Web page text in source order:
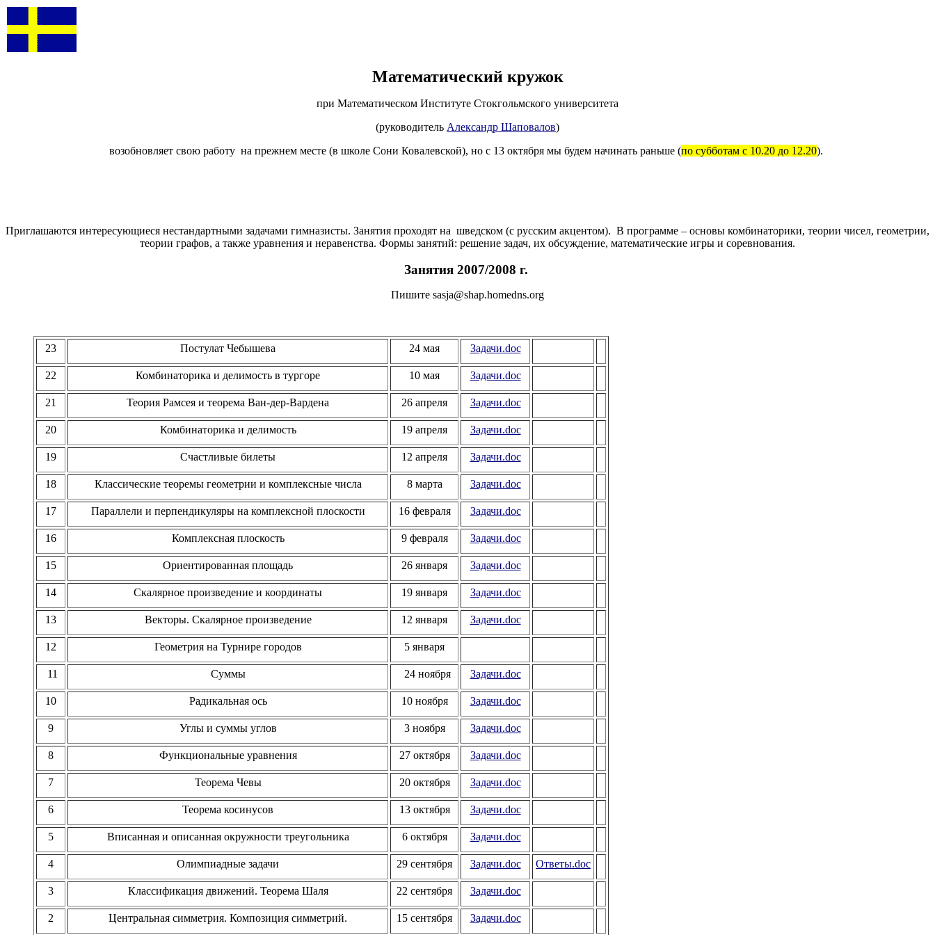
Математический кружок
при Математическом Институте Стокгольмского университета
(руководитель Александр Шаповалов)
возобновляет свою работу на прежнем месте (в школе Сони Ковалевской), но с 13 октября мы будем начинать раньше (по субботам с 10.20 до 12.20).
Приглашаются интересующиеся нестандартными задачами гимназисты. Занятия проходят на шведском (с русским акцентом). В программе – основы комбинаторики, теории чисел, геометрии,
теории графов, а также уравнения и неравенства. Формы занятий: решение задач, их обсуждение, математические игры и соревнования.
Занятия 2007/2008 г.
Пишите sasja@shap.homedns.org
23 Постулат Чебышева 24 мая Задачи.doc
22 Комбинаторика и делимость в тургоре 10 мая Задачи.doc
21 Теория Рамсея и теорема Ван-дер-Вардена 26 апреля Задачи.doc
20 Комбинаторика и делимость 19 апреля Задачи.doc
19 Счастливые билеты 12 апреля Задачи.doc
18 Классические теоремы геометрии и комплексные числа 8 марта Задачи.doc
17 Параллели и перпендикуляры на комплексной плоскости 16 февраля Задачи.doc
16 Комплексная плоскость 9 февраля Задачи.doc
15 Ориентированная площадь 26 января Задачи.doc
14 Скалярное произведение и координаты 19 января Задачи.doc
13 Векторы. Скалярное произведение 12 января Задачи.doc
12 Геометрия на Турнире городов 5 января
11 Суммы 24 ноября Задачи.doc
10 Радикальная ось 10ноября Задачи.doc
9 Углы и суммы углов 3 ноября Задачи.doc
8 Функциональные уравнения 27 октября Задачи.doc
7 Теорема Чевы 20 октября Задачи.doc
6 Теорема косинусов 13 октября Задачи.doc
5 Вписанная и описанная окружности треугольника 6октября Задачи.doc
4 Олимпиадные задачи 29 сентября Задачи.doc Ответы.doc
3 Классификация движений. Теорема Шаля 22 сентября Задачи.doc
2 Центральная симметрия. Композиция симметрий. 15 сентября Задачи.doc